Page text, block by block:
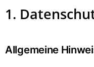
1.
Allgemeine